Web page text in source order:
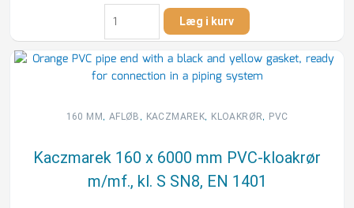
Kaczmarek
160
x
6000
mm
kloakrør
klasse
S
SN8,
Læg i kurv
160 MM, AFLØB , KACZMAREK, KLOAKRØR, PVC
Kaczmarek 160 x 6000 mm PVC-kloakrør
m/mf., kl. S SN8, EN 1401